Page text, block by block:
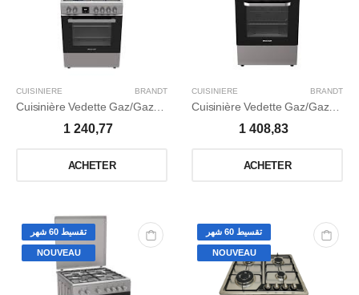
CUISINIERE BRANDT
Cuisinière Vedette Gaz/Gaz MF
1 240,77
ACHETER
CUISINIERE BRANDT
Cuisinière Vedette Gaz/Gaz CAT
1 408,83
ACHETER
تقسيط 60 شهر
NOUVEAU
تقسيط 60 شهر
NOUVEAU